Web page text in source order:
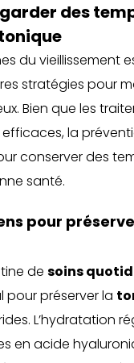
des
du vieillissement
stratégies pour
Bien que les
la
conserver des
santé.
pour
de soins
préserver la
L’hydratation
en acide